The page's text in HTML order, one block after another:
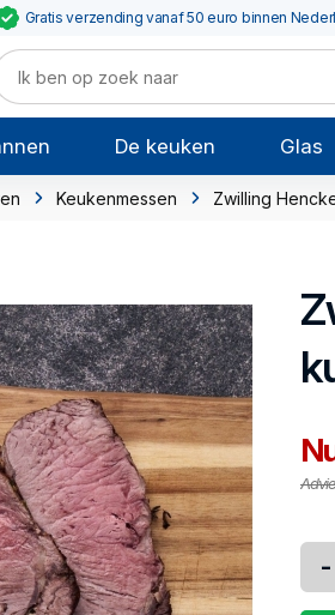
Gratis verzending vanaf 50 euro binnen
De keuken Glas
Keukenmessen Zwilling
-